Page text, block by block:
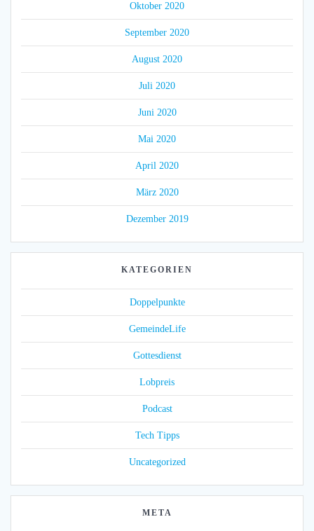
Oktober 2020
September 2020
August 2020
Juli 2020
Juni 2020
Mai 2020
April 2020
März 2020
Dezember 2019
KATEGORIEN
Doppelpunkte
GemeindeLife
Gottesdienst
Lobpreis
Podcast
Tech Tipps
Uncategorized
META